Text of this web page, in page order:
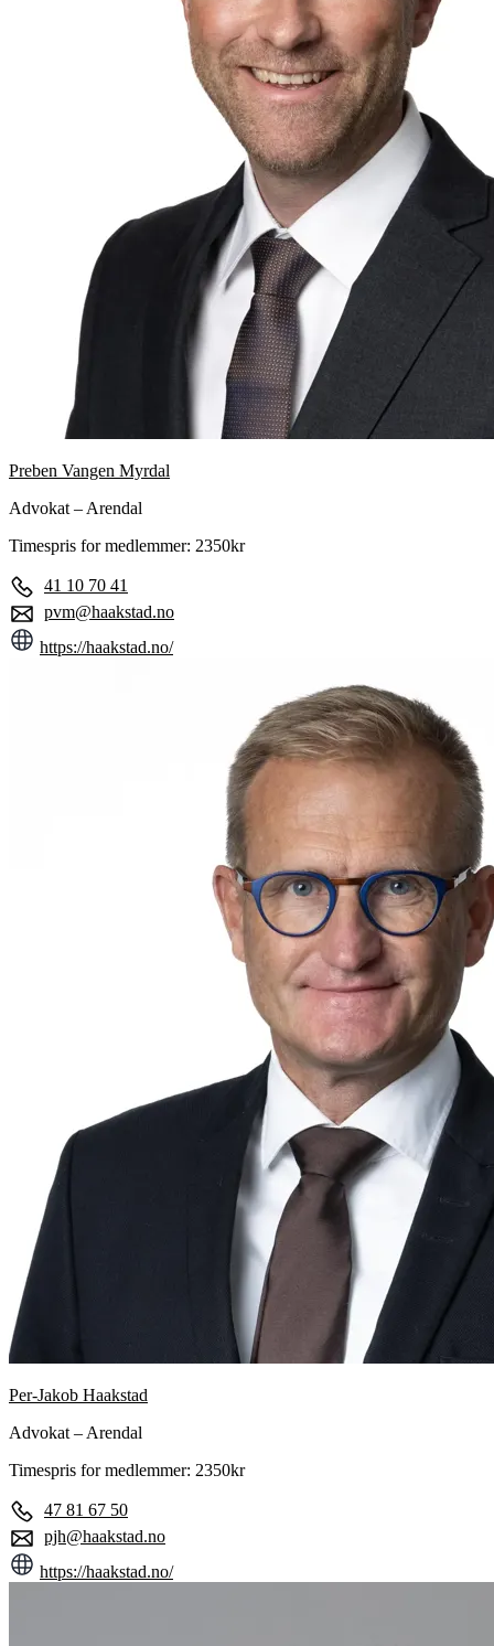
Preben Vangen Myrdal
Advokat – Arendal
Timespris for medlemmer: 2350kr
41 10 70 41
pvm@haakstad.no
https://haakstad.no/
Per-Jakob Haakstad
Advokat – Arendal
Timespris for medlemmer: 2350kr
47 81 67 50
pjh@haakstad.no
https://haakstad.no/